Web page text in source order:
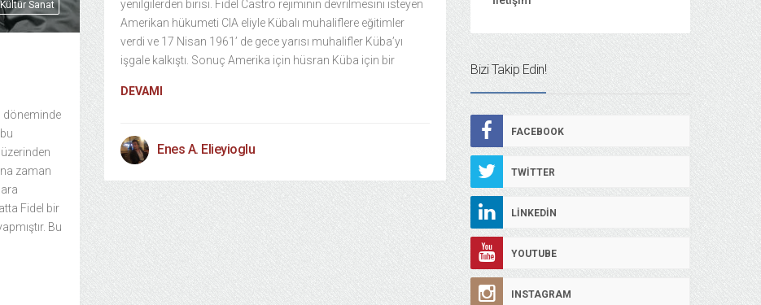
Kültür Sanat
döneminde
zaman
Fidel bir
Bu
yenilgilerden birisi. Fidel Castro rejiminin devrilmesini isteyen
Amerikan hükumeti CIA eliyle Kübalı muhaliflere eğitimler
verdi ve 17 Nisan 1961’ de gece yarısı muhalifler Küba’yı
işgale kalkıştı. Sonuç Amerika için hüsran Küba için bir
DEVAMI
Enes A. Elieyioglu
Bizi Takip Edin!
FACEBOOK
TWITTER
LINKEDIN
YOUTUBE
INSTAGRAM